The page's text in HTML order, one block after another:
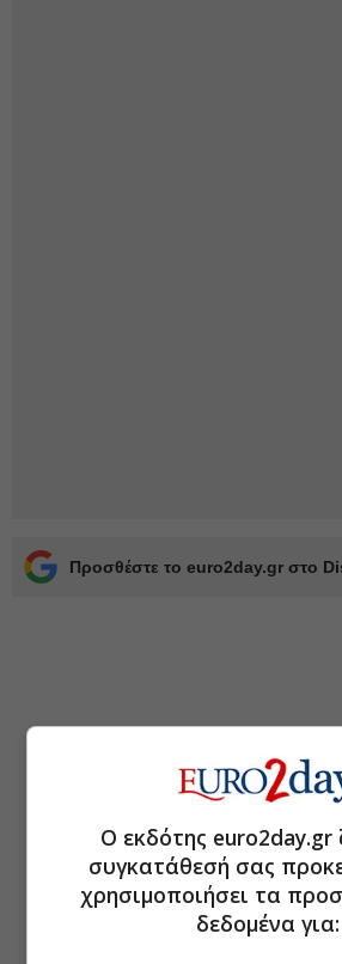
Προσθέστε το euro2day.gr στο
Ο εκδότης euro2day.gr
συγκατάθεσή σας
χρησιμοποιήσει τα
δεδομένα για: